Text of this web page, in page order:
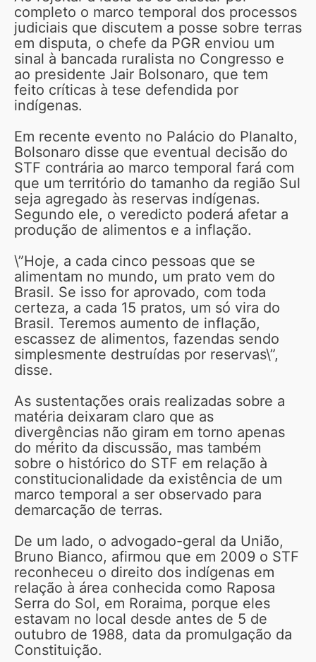
completo o marco temporal dos processos
judiciais que discutem a posse sobre terras
em disputa, o chefe da PGR enviou um
sinal à bancada ruralista no Congresso e
ao presidente Jair Bolsonaro, que tem
feito críticas à tese defendida por
indígenas.
Em recente evento no Palácio do Planalto,
Bolsonaro disse que eventual decisão do
STF contrária ao marco temporal fará com
que um território do tamanho da região Sul
seja agregado às reservas indígenas.
Segundo ele, o veredicto poderá afetar a
produção de alimentos e a inflação.
\”Hoje, a cada cinco pessoas que se
alimentam no mundo, um prato vem do
Brasil. Se isso for aprovado, com toda
certeza, a cada 15 pratos, um só vira do
Brasil. Teremos aumento de inflação,
escassez de alimentos, fazendas sendo
simplesmente destruídas por reservas\”,
disse.
As sustentações orais realizadas sobre a
matéria deixaram claro que as
divergências não giram em torno apenas
do mérito da discussão, mas também
sobre o histórico do STF em relação à
constitucionalidade da existência de um
marco temporal a ser observado para
demarcação de terras.
De um lado, o advogado-geral da União,
Bruno Bianco, afirmou que em 2009 o STF
reconheceu o direito dos indígenas em
relação à área conhecida como Raposa
Serra do Sol, em Roraima, porque eles
estavam no local desde antes de 5 de
outubro de 1988, data da promulgação da
Constituição.